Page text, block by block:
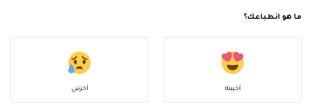
ما هو انطباعك؟
أحببته أحزنني